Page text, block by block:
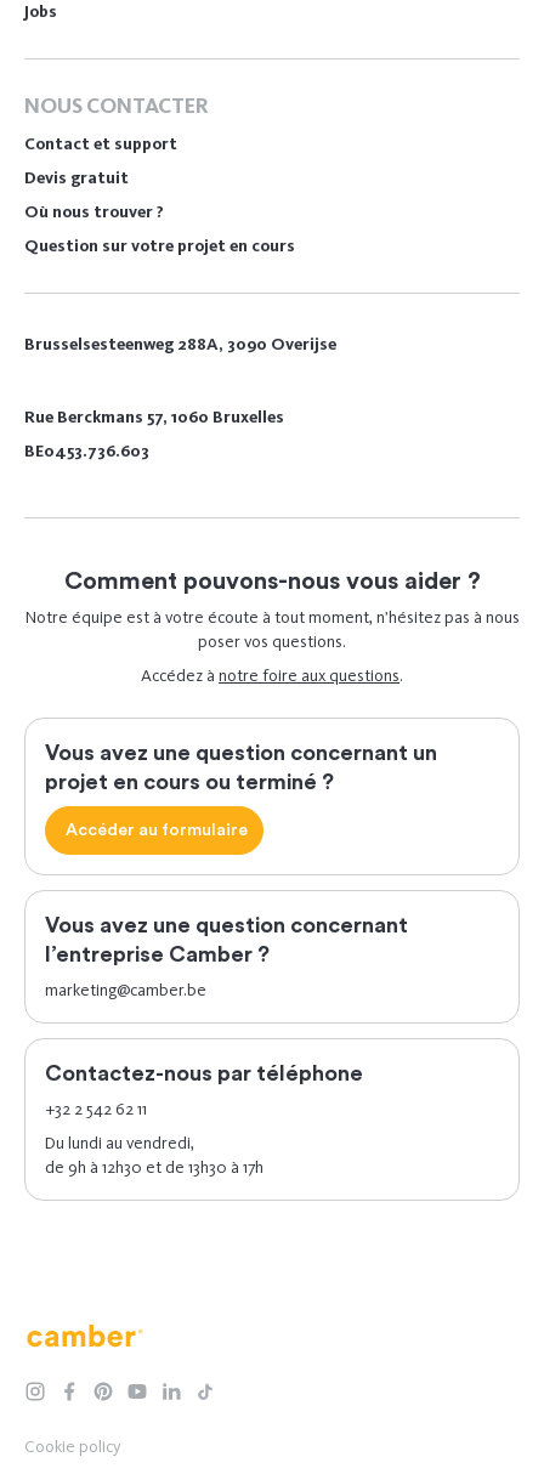
Jobs
NOUS CONTACTER
Contact et support
Devis gratuit
Où nous trouver ?
Question sur votre projet en cours
Brusselsesteenweg 288A, 3090 Overijse
Rue Berckmans 57, 1060 Bruxelles
BE0453.736.603
Comment pouvons-nous vous aider ?
Notre équipe est à votre écoute à tout moment, n’hésitez pas à nous
poser vos questions.
Accédez à notre foire aux questions.
Vous avez une question concernant un
projet en cours ou terminé ?
Accéder au formulaire
Vous avez une question concernant
l’entreprise Camber ?
marketing@camber.be
Contactez-nous par téléphone
+32 2 542 62 11
Du lundi au vendredi,
de 9h à 12h30 et de 13h30 à 17h
Camber
instagramfacebookpinterestyoutubelinkedintiktok
Cookie policy